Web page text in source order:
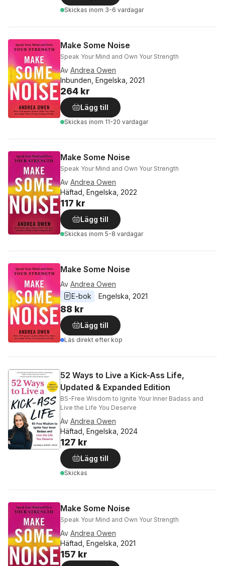
Skickas inom 3-6 vardagar
Make Some Noise
Speak Your Mind and Own Your Strength
Av Andrea Owen
Inbunden, Engelska, 2021
264 kr
Lägg till
Skickas inom 11-20 vardagar
Make Some Noise
Speak Your Mind and Own Your Strength
Av Andrea Owen
Häftad, Engelska, 2022
117 kr
Lägg till
Skickas inom 5-8 vardagar
Make Some Noise
Av Andrea Owen
E-bok
Engelska 2021
88 kr
Lägg till
Läs direkt efter köp
52 Ways to Live a Kick-Ass Life,
Updated & Expanded Edition
BS-Free Wisdom to Ignite Your Inner Badass and
Live the Life You Deserve
Av Andrea Owen
Häftad, Engelska, 2024
127 kr
Lägg till
Skickas
Make Some Noise
Speak Your Mind and Own Your Strength
Av Andrea Owen
Häftad, Engelska, 2021
157 kr